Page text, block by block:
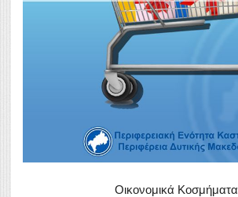
Οικονομικά Κοσμήματα